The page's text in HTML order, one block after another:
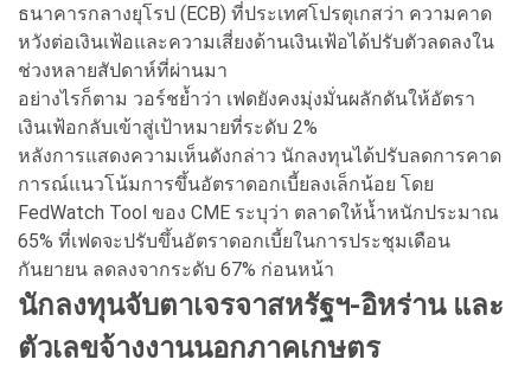
ธนาคารกลางยุโรป (ECB) ที่ประเทศโปรตุเกสว่า ความคาด
หวังต่อเงินเฟ้อและความเสี่ยงด้านเงินเฟ้อได้ปรับตัวลดลงใน
ช่วงหลายสัปดาห์ที่ผ่านมา
อย่างไรก็ตาม วอร์ชย้ำว่า เฟดยังคงมุ่งมั่นผลักดันให้อัตรา
เงินเฟ้อกลับเข้าสู่เป้าหมายที่ระดับ 2%
หลังการแสดงความเห็นดังกล่าว นักลงทุนได้ปรับลดการคาด
การณ์แนวโน้มการขึ้นอัตราดอกเบี้ยลงเล็กน้อย โดย
FedWatch Tool ของ CME ระบุว่า ตลาดให้น้ำหนักประมาณ
65% ที่เฟดจะปรับขึ้นอัตราดอกเบี้ยในการประชุมเดือน
กันยายน ลดลงจากระดับ 67% ก่อนหน้า
นักลงทุนจับตาเจรจาสหรัฐฯ-อิหร่าน และ
ตัวเลขจ้างงานนอกภาคเกษตร